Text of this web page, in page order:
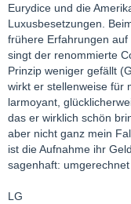
Eurydice und die
Luxusbesetzungen.
frühere Erfahrungen
singt der renommierte
Prinzip weniger gefällt
wirkt er stellenweise für
larmoyant,
das er wirklich schön
aber nicht ganz mein
ist die Aufnahme ihr
sagenhaft:
LG